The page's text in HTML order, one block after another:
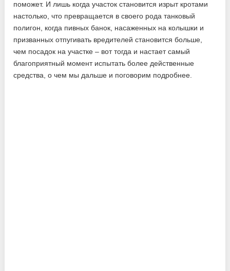
поможет. И лишь когда участок становится изрыт кротами
настолько, что превращается в своего рода танковый
полигон, когда пивных банок, насаженных на колышки и
призванных отпугивать вредителей становится больше,
чем посадок на участке – вот тогда и настает самый
благоприятный момент испытать более действенные
средства, о чем мы дальше и поговорим подробнее.